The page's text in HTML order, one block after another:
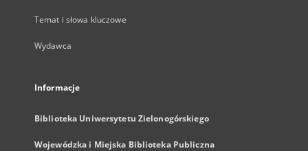
Temat i słowa kluczowe
Wydawca
Informacje
Biblioteka Uniwersytetu Zielonogórskiego
Wojewódzka i Miejska Biblioteka Publiczna